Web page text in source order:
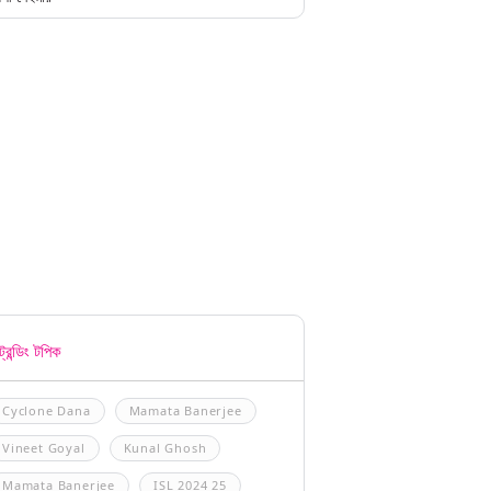
টপিক
Cyclone Dana Mamata Banerjee
Vineet Goyal Kunal Ghosh
Mamata Banerjee ISL 2024 25